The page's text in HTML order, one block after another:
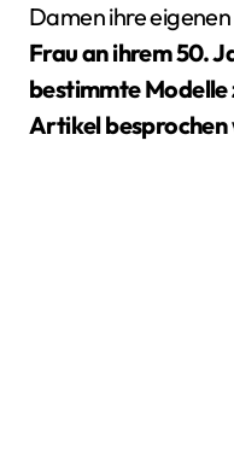
Damen ihre
Frau an ihrem 50.
bestimmte Modelle
Artikel besprochen